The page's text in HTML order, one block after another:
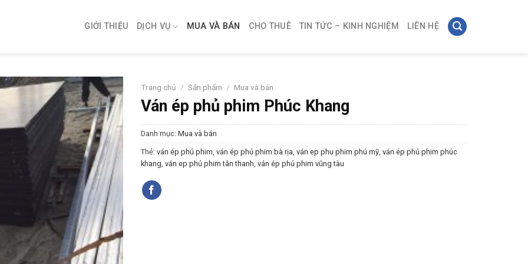
GIỚI THIỆU DỊCH VỤ MUA VÀ BÁN CHO THUÊ TIN TỨC – KINH NGHIỆM LIÊN HỆ
Trang chủ / Sản phẩm / Mua và bán
Ván ép phủ phim Phúc Khang
Danh mục: Mua và bán
Thẻ: ván ép phủ phim, ván ép phủ phim bà rịa, ván ep phu phim phú mỹ, ván ép phủ phim phúc
khang, ván ep phủ phim tân thanh, ván ép phủ phim vũng tàu